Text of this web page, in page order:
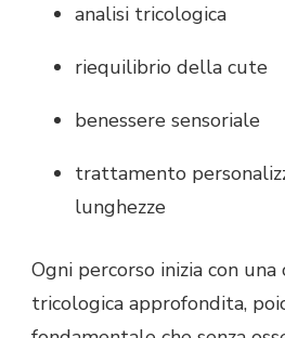
analisi tricologica
riequilibrio della cute
benessere sensoriale
trattamento
lunghezze
Ogni percorso inizia con una
tricologica approfondita,